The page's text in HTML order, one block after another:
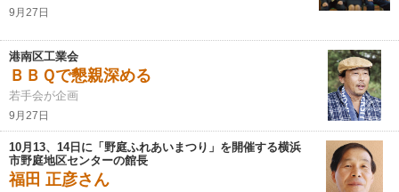
9月27日
港南区工業会
ＢＢＱで懇親深める
若手会が企画
9月27日
10月13、14日に「野庭ふれあいまつり」を開催する横浜
市野庭地区センターの館長
福田 正彦さん